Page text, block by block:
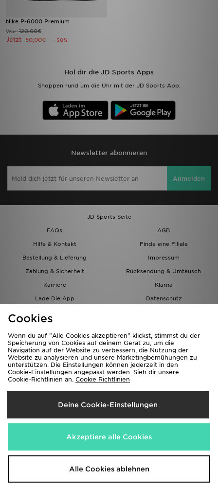
Nike P-6000 Premium
War120,00€
Jetzt 50,00€ - 58%
Hol dir die JD Sports Apps
Shoppen rund um die Uhr mit der JD Sports App.
Newsletter abonnieren
Anmelden
JD Sports Seite
FAQs
AGB
Hilfe & Kontakt
Finde eine Filiale
Bestellung & Lieferung
Impressum
Zahlung & Sicherheit
Rücksendung & Umtausch
Karriere
Klarna
Lade Die App
Datenschutz
Lieferung Nach
Österreich
Wir akzeptieren folgende Zahlungsmethoden
Corporate Website www.jdplc.com
Cookies
Wenn du auf "Alle Cookies akzeptieren" klickst, stimmst du der
Speicherung von Cookies auf deinem Gerät zu, um die
Navigation auf der Website zu verbessern, die Nutzung der
Website zu analysieren und unsere Marketingbemühungen zu
unterstützen. Die Einstellungen können jederzeit in den
Cookie-Einstellungen angepasst werden. Sieh dir unsere
Cookie-Richtlinien an. Cookie Richtlinien
Deine Cookie-Einstellungen
Akzeptiere alle Cookies
Alle Cookies ablehnen